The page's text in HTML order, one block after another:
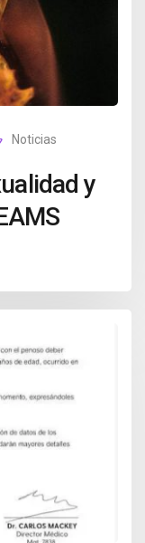
Noticias
y